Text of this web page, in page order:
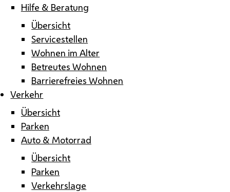
Hilfe & Beratung
Übersicht
Servicestellen
Wohnen im Alter
Betreutes Wohnen
Barrierefreies Wohnen
Verkehr
Übersicht
Parken
Auto & Motorrad
Übersicht
Parken
Verkehrslage